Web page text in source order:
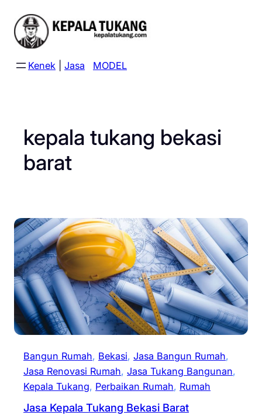
content
Kenek Jasa MODEL
kepala tukang bekasi
barat
Bangun Rumah, Bekasi, Jasa Bangun Rumah
Jasa Renovasi Rumah, Jasa Tukang Bangunan
Kepala Tukang, Perbaikan Rumah, Rumah
Jasa Kepala Tukang Bekasi Barat